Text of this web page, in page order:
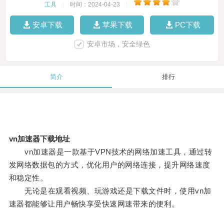
工具 时间：2024-04-23
安卓下载 苹果下载 PC下载
安卓市场，安全绿色
简介 排行
vn加速器下载地址
vn加速器是一款基于VPN技术的网络加速工具，通过转
发网络数据包的方式，优化用户的网络连接，提升网络速度
和稳定性。
无论是在观看视频、玩游戏还是下载文件时，使用vn加
速器都能够让用户畅快享受快速网速带来的便利。